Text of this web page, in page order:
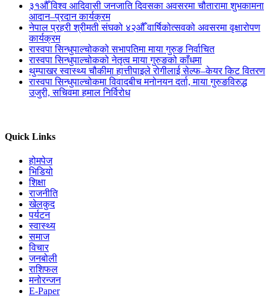
३१औँ विश्व आदिवासी जनजाति दिवसका अवसरमा चौतारामा शुभकामना
आदान–प्रदान कार्यक्रम
नेपाल प्रहरी श्रीमती संघको ४२औँ वार्षिकोत्सवको अवसरमा वृक्षारोपण
कार्यक्रम
रास्वपा सिन्धुपाल्चोकको सभापतिमा माया गुरुङ निर्वाचित
रास्वपा सिन्धुपाल्चोकको नेतृत्व माया गुरुङको काँधमा
थुम्पाखर स्वास्थ्य चौकीमा हात्तीपाइले रोगीलाई सेल्फ–केयर किट वितरण
रास्वपा सिन्धुपाल्चोकमा विवादबीच मनोनयन दर्ता, माया गुरुङविरुद्ध
उजुरी, सचिवमा हमाल निर्विरोध
Quick Links
होमपेज
भिडियो
शिक्षा
राजनीति
खेलकुद
पर्यटन
स्वास्थ्य
समाज
विचार
जनबोली
राशिफल
मनोरन्जन
E-Paper